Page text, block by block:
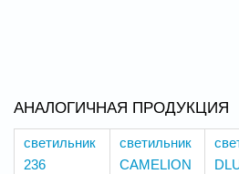
АНАЛОГИЧНАЯ ПРОДУКЦИЯ
светильник
236
светильник
CAMELION